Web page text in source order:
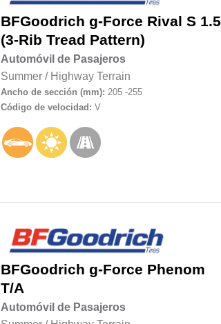
BFGoodrich g-Force Rival S 1.5
(3-Rib Tread Pattern)
Automóvil de Pasajeros
Summer/ Highway Terrain
Ancho de sección (mm): 205 -255
Código de velocidad: V
BFGoodrich g-Force Phenom
T/A
Automóvil de Pasajeros